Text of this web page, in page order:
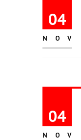
04
NOV
04
NOV